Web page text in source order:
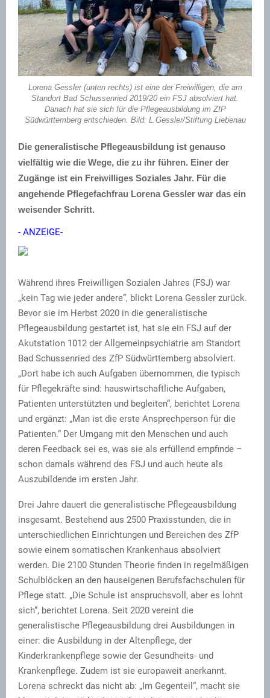
Lorena Gessler (unten rechts) ist eine der Freiwilligen, die am
Standort Bad Schussenried 2019/20 ein FSJ absolviert hat.
Danach hat sie sich für die Pflegeausbildung im ZfP
Südwürttemberg entschieden. Bild: L.Gessler/Stiftung Liebenau
Die generalistische Pflegeausbildung ist genauso
vielfältig wie die Wege, die zu ihr führen. Einer der
Zugänge ist ein Freiwilliges Soziales Jahr. Für die
angehende Pflegefachfrau Lorena Gessler war das ein
weisender Schritt.
- ANZEIGE-
Während ihres Freiwilligen Sozialen Jahres (FSJ) war
„kein Tag wie jeder andere“, blickt Lorena Gessler zurück.
Bevor sie im Herbst 2020 in die generalistische
Pflegeausbildung gestartet ist, hat sie ein FSJ auf der
Akutstation 1012 der Allgemeinpsychiatrie am Standort
Bad Schussenried des ZfP Südwürttemberg absolviert.
„Dort habe ich auch Aufgaben übernommen, die typisch
für Pflegekräfte sind: hauswirtschaftliche Aufgaben,
Patienten unterstützten und begleiten“, berichtet Lorena
und ergänzt: „Man ist die erste Ansprechperson für die
Patienten.“ Der Umgang mit den Menschen und auch
deren Feedback sei es, was sie als erfüllend empfinde –
schon damals während des FSJ und auch heute als
Auszubildende im ersten Jahr.
Drei Jahre dauert die generalistische Pflegeausbildung
insgesamt. Bestehend aus 2500 Praxisstunden, die in
unterschiedlichen Einrichtungen und Bereichen des ZfP
sowie einem somatischen Krankenhaus absolviert
werden. Die 2100 Stunden Theorie finden in regelmäßigen
Schulblöcken an den hauseigenen Berufsfachschulen für
Pflege statt. „Die Schule ist anspruchsvoll, aber es lohnt
sich“, berichtet Lorena. Seit 2020 vereint die
generalistische Pflegeausbildung drei Ausbildungen in
einer: die Ausbildung in der Altenpflege, der
Kinderkrankenpflege sowie der Gesundheits- und
Krankenpflege. Zudem ist sie europaweit anerkannt.
Lorena schreckt das nicht ab: „Im Gegenteil“, macht sie